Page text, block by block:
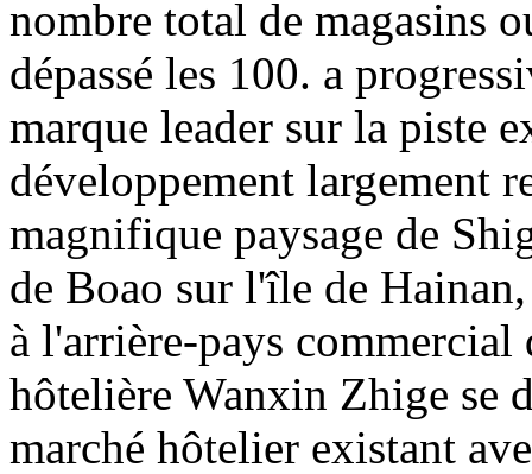
nombre total de magasins
dépassé les 100. a
marque leader sur la piste
développement largement
magnifique paysage de
de Boao sur l'île de
à l'arrière-pays
hôtelière Wanxin Zhige se
marché hôtelier existant